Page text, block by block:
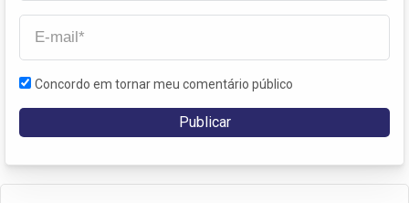
Concordo em tornar meu comentário público